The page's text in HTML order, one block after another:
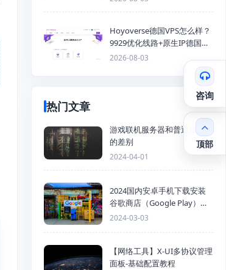
Hoyoverse德国VPS怎么样？
9929优化线路+原生IP德国
KVM VPS推荐
2026-08-03
热门文章
游戏联机服务器和普通服务器
的差别
2024-04-01
2024国内安卓手机下载安装
谷歌商店（Google Play）详
细步骤
2024-03-03
【网络工具】X-UI多协议管理
面板-基础配置教程
咨询
顶部